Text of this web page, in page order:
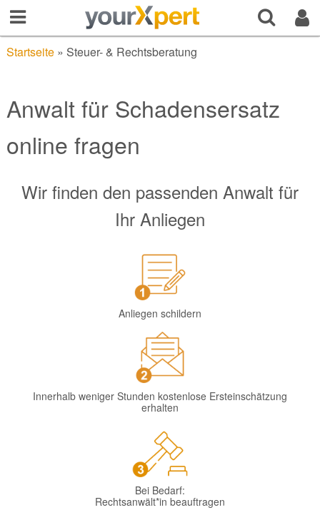
Startseite» Steuer- & Rechtsberatung
Anwalt für Schadensersatz
online fragen
Wir finden den passenden Anwalt für
Ihr Anliegen
Anliegen schildern
Innerhalb weniger Stunden kostenlose Ersteinschätzung
erhalten
Bei Bedarf:
Rechtsanwält*in beauftragen